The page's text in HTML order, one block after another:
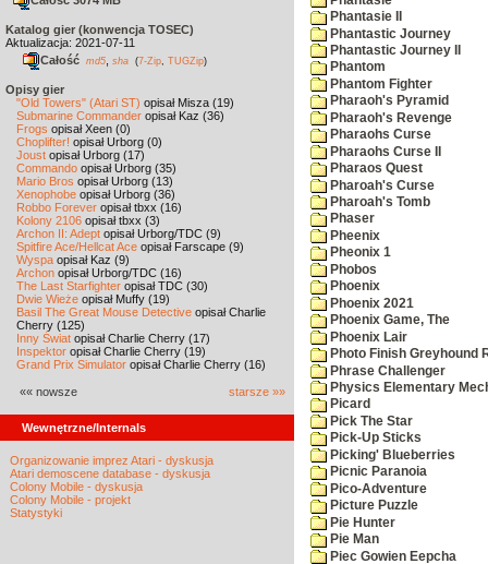
Katalog gier (konwencja TOSEC)
Aktualizacja: 2021-07-11
Całość md5 sha (7-Zip TUGZip)
Opisy gier
"Old Towers" (Atari ST) opisał Misza (19)
Submarine Commander opisał Kaz (36)
Frogs opisał Xeen (0)
Choplifter! opisał Urborg (0)
Joust opisał Urborg (17)
Commando opisał Urborg (35)
Mario Bros opisał Urborg (13)
Xenophobe opisał Urborg (36)
Robbo Forever opisał tbxx (16)
Kolony 2106 opisał tbxx (3)
Archon II: Adept opisał Urborg/TDC (9)
Spitfire Ace/Hellcat Ace opisał Farscape (9)
Wyspa opisał Kaz (9)
Archon opisał Urborg/TDC (16)
The Last Starfighter opisał TDC (30)
Dwie Wieże opisał Muffy (19)
Basil The Great Mouse Detective opisał Charlie
Cherry (125)
Inny Świat opisał Charlie Cherry (17)
Inspektor opisał Charlie Cherry (19)
Grand Prix Simulator opisał Charlie Cherry (16)
«« nowsze starsze »»
Wewnętrzne/Internals
Organizowanie imprez Atari - dyskusja
Atari demoscene database - dyskusja
Colony Mobile - dyskusja
Colony Mobile - projekt
Statystyki
Phantasie II
Phantastic Journey
Phantastic Journey II
Phantom
Phantom Fighter
Pharaoh's Pyramid
Pharaoh's Revenge
Pharaohs Curse
Pharaohs Curse II
Pharaos Quest
Pharoah's Curse
Pharoah's Tomb
Phaser
Pheenix
Pheonix 1
Phobos
Phoenix
Phoenix 2021
Phoenix Game, The
Phoenix Lair
Photo Finish Greyhound
Phrase Challenger
Physics Elementary
Picard
Pick The Star
Pick-Up Sticks
Picking' Blueberries
Picnic Paranoia
Pico-Adventure
Picture Puzzle
Pie Hunter
Pie Man
Piec Gowien Eepcha